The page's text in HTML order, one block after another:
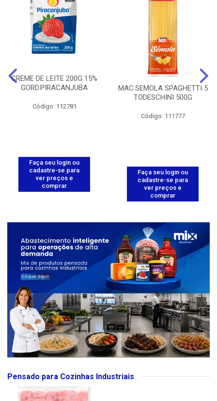
CREME DE LEITE 200G 15%
GORD.PIRACANJUBA
Código: 112781
Faça seu login ou
cadastre-se para
ver preços e
comprar
MAC.SEMOLA SPAGHETTI 5
TODESCHINI 500G
Código: 111777
Faça seu login ou
cadastre-se para
ver preços e
comprar
Pensado para Cozinhas Industriais